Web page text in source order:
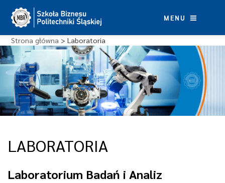
content
MENU
Strona główna >Laboratoria
LABORATORIA
Laboratorium Badań i Analiz